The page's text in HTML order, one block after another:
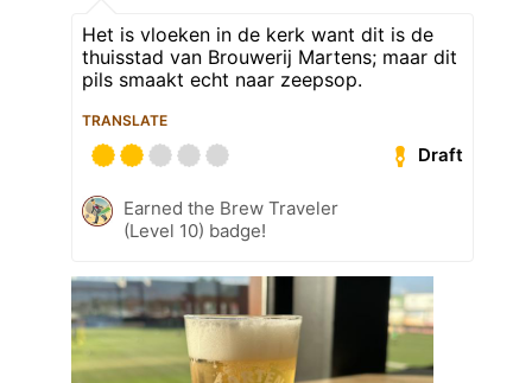
Het is vloeken in de kerk want dit is de
thuisstad van Brouwerij Martens; maar dit
pils smaakt echt naar zeepsop.
TRANSLATE
Draft
Earned the Brew Traveler
(Level 10) badge!